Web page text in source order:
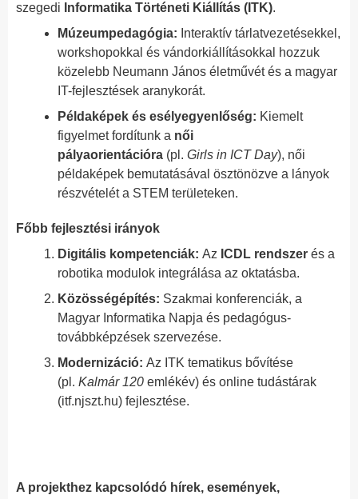
szegedi Informatika Történeti Kiállítás (ITK).
Múzeumpedagógia: Interaktív tárlatvezetésekkel,
workshopokkal és vándorkiállításokkal hozzuk
közelebb Neumann János életművét és a magyar
IT-fejlesztések aranykorát.
Példaképek és esélyegyenlőség: Kiemelt
figyelmet fordítunk a női
pályaorientációra (pl. Girls in ICT Day), női
példaképek bemutatásával ösztönözve a lányok
részvételét a STEM területeken.
Főbb fejlesztési irányok
Digitális kompetenciák: Az ICDL rendszer és a
robotika modulok integrálása az oktatásba.
Közösségépítés: Szakmai konferenciák, a
Magyar Informatika Napja és pedagógus-
továbbképzések szervezése.
Modernizáció: Az ITK tematikus bővítése
(pl. Kalmár 120 emlékév) és online tudástárak
(itf.njszt.hu) fejlesztése.
A projekthez kapcsolódó hírek, események,